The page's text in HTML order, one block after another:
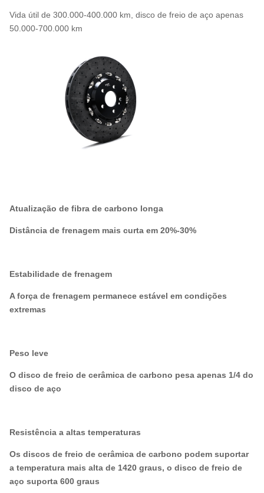
Vida útil de 300.000-400.000 km, disco de freio de aço apenas
50.000-700.000 km
Atualização de fibra de carbono longa
Distância de frenagem mais curta em 20%-30%
Estabilidade de frenagem
A força de frenagem permanece estável em condições
extremas
Peso leve
O disco de freio de cerâmica de carbono pesa apenas 1/4 do
disco de aço
Resistência a altas temperaturas
Os discos de freio de cerâmica de carbono podem suportar
a temperatura mais alta de 1420 graus, o disco de freio de
aço suporta 600 graus